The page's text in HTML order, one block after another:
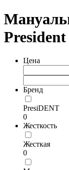
Цена
Бренд
PresiDENT
0
Жесткость
Жесткая
0